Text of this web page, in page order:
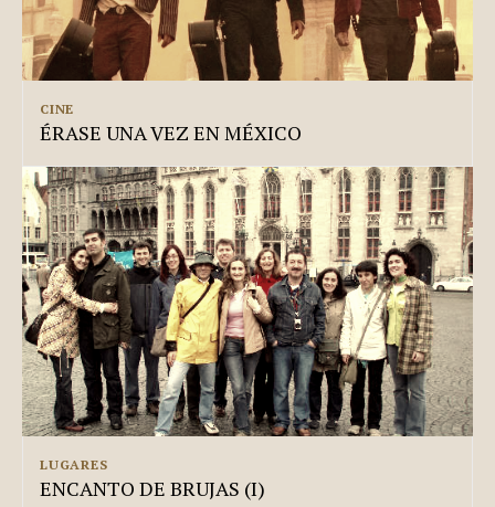
CINE
ÉRASE UNA VEZ EN MÉXICO
LUGARES
ENCANTO DE BRUJAS (I)